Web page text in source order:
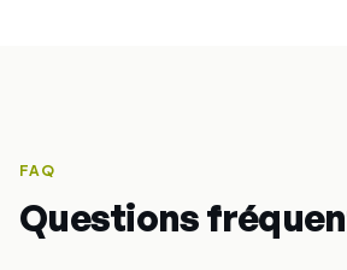
FAQ
Questions